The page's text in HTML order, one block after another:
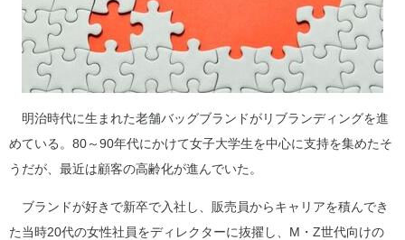
明治時代に生まれた老舗バッグブランドがリブランディングを進
めている。80～90年代にかけて女子大学生を中心に支持を集めたそ
うだが、最近は顧客の高齢化が進んでいた。
ブランドが好きで新卒で入社し、販売員からキャリアを積んでき
た当時20代の女性社員をディレクターに抜擢し、M・Z世代向けの